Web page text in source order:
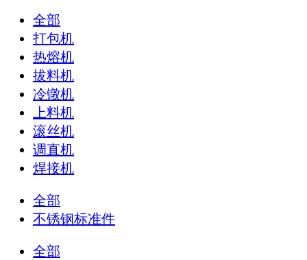
全部
打包机
热熔机
拔料机
冷镦机
上料机
滚丝机
调直机
焊接机
全部
不锈钢标准件
全部